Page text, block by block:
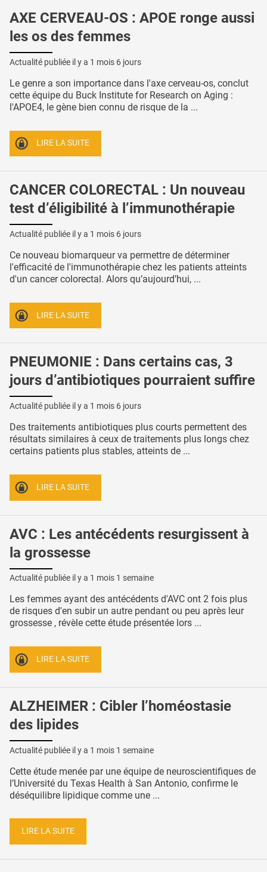
AXE CERVEAU-OS : APOE ronge aussi
les os des femmes
Actualité publiée il y a 1 mois 6 jours
Le genre a son importance dans l'axe cerveau-os, conclut
cette équipe du Buck Institute for Research on Aging :
l'APOE4, le gène bien connu de risque de la ...
LIRE LA SUITE
CANCER COLORECTAL : Un nouveau
test d’éligibilité à l’immunothérapie
Actualité publiée il y a 1 mois 6 jours
Ce nouveau biomarqueur va permettre de déterminer
l'efficacité de l'immunothérapie chez les patients atteints
d'un cancer colorectal. Alors qu’aujourd’hui, ...
LIRE LA SUITE
PNEUMONIE : Dans certains cas, 3
jours d’antibiotiques pourraient suffire
Actualité publiée il y a 1 mois 6 jours
Des traitements antibiotiques plus courts permettent des
résultats similaires à ceux de traitements plus longs chez
certains patients plus stables, atteints de ...
LIRE LA SUITE
AVC : Les antécédents resurgissent à
la grossesse
Actualité publiée il y a 1 mois 1 semaine
Les femmes ayant des antécédents d'AVC ont 2 fois plus
de risques d'en subir un autre pendant ou peu après leur
grossesse , révèle cette étude présentée lors ...
LIRE LA SUITE
ALZHEIMER : Cibler l’homéostasie
des lipides
Actualité publiée il y a 1 mois 1 semaine
Cette étude menée par une équipe de neuroscientifiques de
l’Université du Texas Health à San Antonio, confirme le
déséquilibre lipidique comme une ...
LIRE LA SUITE